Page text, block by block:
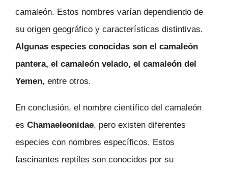
camaleón. Estos nombres varían dependiendo de
su origen geográfico y características distintivas.
Algunas especies conocidas son el camaleón
pantera, el camaleón velado, el camaleón del
Yemen, entre otros.
En conclusión, el nombre científico del camaleón
es Chamaeleonidae, pero existen diferentes
especies con nombres específicos. Estos
fascinantes reptiles son conocidos por su